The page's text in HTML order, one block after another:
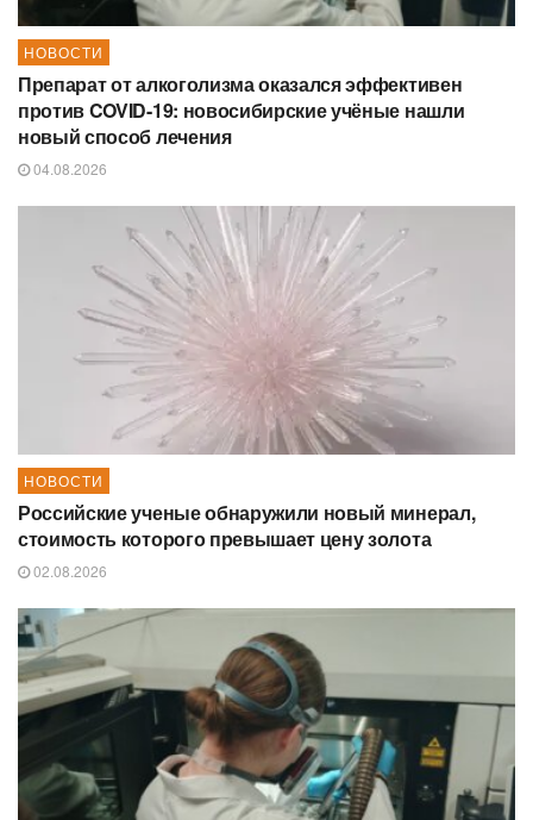
НОВОСТИ
Препарат от алкоголизма оказался эффективен
против COVID-19: новосибирские учёные нашли
новый способ лечения
04.08.2026
НОВОСТИ
Российские ученые обнаружили новый минерал,
стоимость которого превышает цену золота
02.08.2026